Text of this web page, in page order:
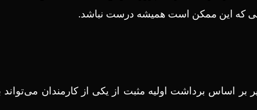
که این ممکن است همیشه درست نباشد.
بر اساس برداشت اولیه مثبت از یکی از کارمندان می‌تواند